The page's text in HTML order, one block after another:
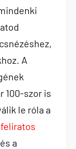
A
100-szor is
le róla a
a